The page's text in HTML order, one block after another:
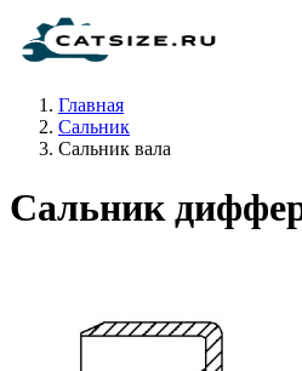
Главная
Сальник
Сальник вала
Сальник